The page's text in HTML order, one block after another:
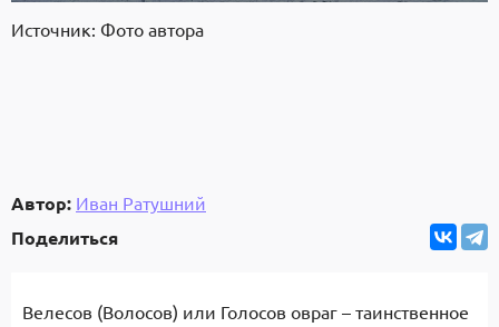
Источник: Фото автора
Автор: Иван Ратушний
Поделиться
Велесов (Волосов) или Голосов овраг – таинственное